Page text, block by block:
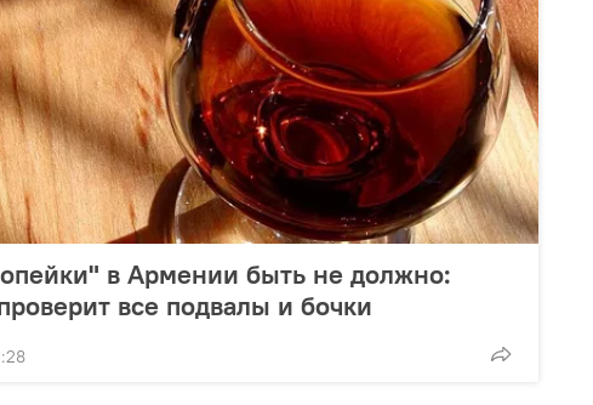
в Армении быть не должно:
все подвалы и бочки